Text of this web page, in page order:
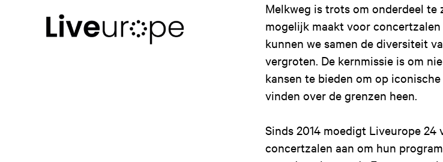
Melkweg is trots om onderdeel
mogelijk maakt voor
kunnen we samen de diversiteit
vergroten. De kernmissie is om
kansen te bieden om op
vinden over de grenzen heen.
Sinds 2014 moedigt Liveurope 24
concertzalen aan om hun